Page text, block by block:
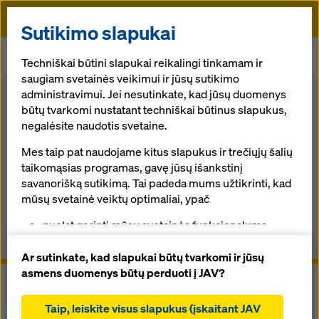
Doka
Klojinių sprendimai
Karnizų klojinys T
Grįžti į apžvalgą
Karnizų klojinys T
Greitas rankinis karnizų klojinys
Sutikimo slapukai
Techniškai būtini slapukai reikalingi tinkamam ir
saugiam svetainės veikimui ir jūsų sutikimo
administravimui. Jei nesutinkate, kad jūsų duomenys
būtų tvarkomi nustatant techniškai būtinus slapukus,
negalėsite naudotis svetaine.
Mes taip pat naudojame kitus slapukus ir trečiųjų šalių
taikomąsias programas, gavę jūsų išankstinį
savanorišką sutikimą. Tai padeda mums užtikrinti, kad
mūsų svetainė veiktų optimaliai, ypač
nuolat gerinti mūsų svetainės funkcionalumą
padėti sklandžiam pirkimo procesui naudojantis
„Doka“ internetine parduotuve (funkciniai ir
teikti jums, kaip naudotojui, tinkamą reklamą tam
Ar sutinkate, kad slapukai būtų tvarkomi ir jūsų
asmens duomenys būtų perduoti į JAV?
Taip, leiskite visus slapukus (įskaitant JAV